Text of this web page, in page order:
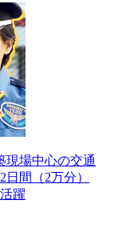
現場中心の交通
間（2万分）
躍